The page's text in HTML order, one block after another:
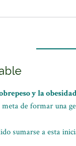
y la
meta de formar una
sumarse a esta